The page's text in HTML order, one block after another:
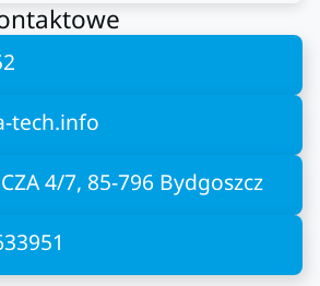
tech.info
4/7, 85-796 Bydgoszcz